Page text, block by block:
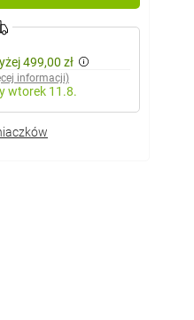
499,00 zł
informacji)
wtorek 11.8.